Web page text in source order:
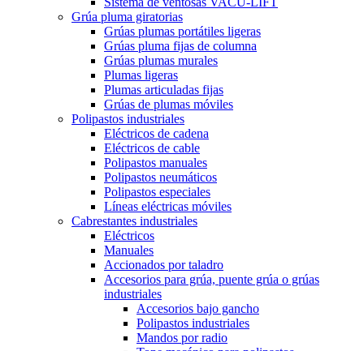
Grúa pluma giratorias
Grúas plumas portátiles ligeras
Grúas pluma fijas de columna
Grúas plumas murales
Plumas ligeras
Plumas articuladas fijas
Grúas de plumas móviles
Polipastos industriales
Eléctricos de cadena
Eléctricos de cable
Polipastos manuales
Polipastos neumáticos
Polipastos especiales
Líneas eléctricas móviles
Cabrestantes industriales
Eléctricos
Manuales
Accionados por taladro
Accesorios para grúa, puente grúa o grúas
industriales
Accesorios bajo gancho
Polipastos industriales
Mandos por radio